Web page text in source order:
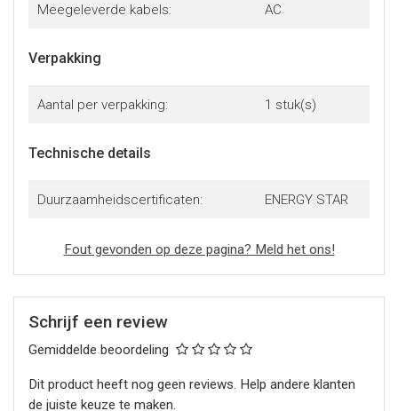
Meegeleverde kabels: AC
Verpakking
Aantal per verpakking: 1 stuk(s)
Technische details
Duurzaamheidscertificaten: ENERGY STAR
Fout gevonden op deze pagina? Meld het ons!
Schrijf een review
Gemiddelde beoordeling
Dit product heeft nog geen reviews. Help andere klanten
de juiste keuze te maken.